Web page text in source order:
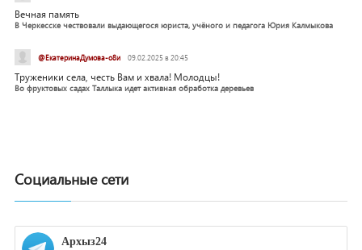
Вечная память
В Черкесске чествовали выдающегося юриста, учёного и педагога Юрия Калмыкова
@ЕкатеринаДумова-о8и 09.02.2025 в 20:45
Труженики села, честь Вам и хвала! Молодцы!
Во фруктовых садах Таллыка идет активная обработка деревьев
Социальные сети